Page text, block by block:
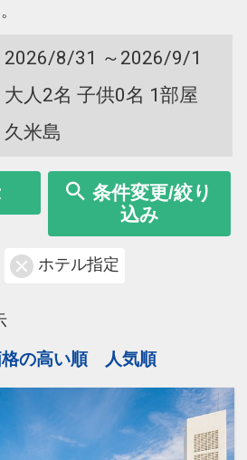
2026/8/31 ～2026/9/1
大人2名 子供0名 1部屋
久米島
条件変更/絞り
込み
ホテル指定
の高い順 人気順